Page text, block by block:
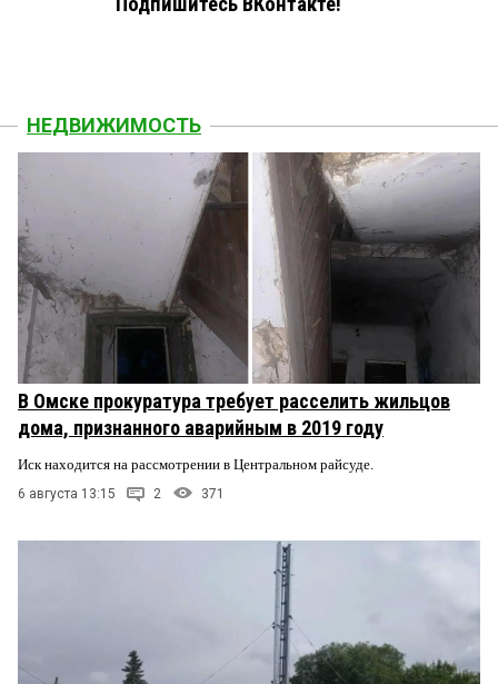
НЕДВИЖИМОСТЬ
В Омске прокуратура требует расселить жильцов
дома, признанного аварийным в 2019 году
Иск находится на рассмотрении в Центральном райсуде.
6 августа 13:15 2 371